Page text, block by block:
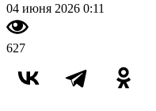
04 июня 2026 0:11
627